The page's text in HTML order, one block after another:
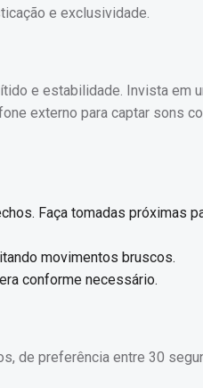
e exclusividade.
e estabilidade. Invista em
externo para captar sons
Faça tomadas próximas
movimentos bruscos.
conforme necessário.
de preferência entre 30